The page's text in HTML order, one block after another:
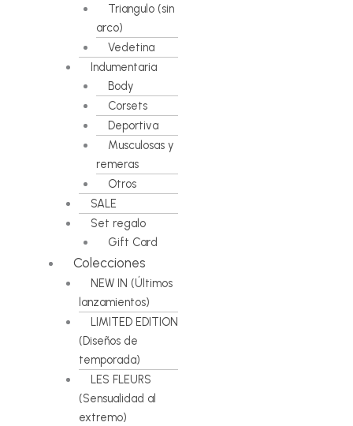
Triangulo (sin
arco)
Vedetina
Indumentaria
Body
Corsets
Deportiva
Musculosas y
remeras
Otros
SALE
Set regalo
Gift Card
Colecciones
NEW IN (Últimos
lanzamientos)
LIMITED EDITION
(Diseños de
temporada)
LES FLEURS
(Sensualidad al
extremo)